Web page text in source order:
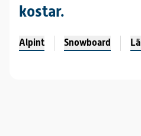
kostar.
Alpint Snowboard